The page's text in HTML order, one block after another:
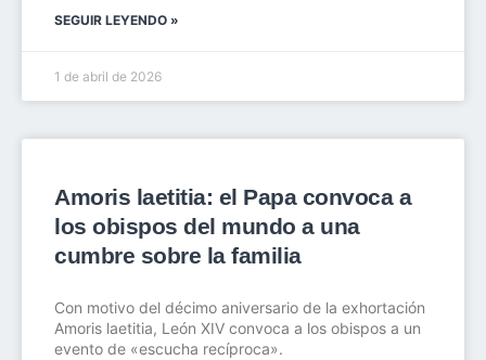
SEGUIR LEYENDO »
1 de abril de 2026
Amoris laetitia: el Papa convoca a
los obispos del mundo a una
cumbre sobre la familia
Con motivo del décimo aniversario de la exhortación
Amoris laetitia, León XIV convoca a los obispos a un
evento de «escucha recíproca».